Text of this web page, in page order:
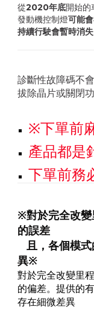
從2020年底開始的
發動機控制燈可能
持續行駛會暫時消失
診斷性故障碼不
拔除晶片或關閉
※下單前
產品都是
下單前務
※對於完全改變
的誤差
且，各個模式
異※
對於完全改變里
的偏差。提供的
存在細微差異